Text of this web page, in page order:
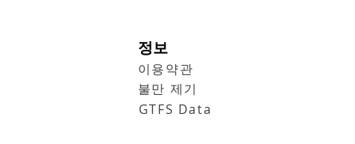
정보
이용약관
불만 제기
GTFS Data